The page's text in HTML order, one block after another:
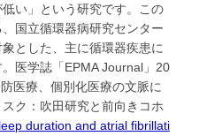
い」という研究です。この
国立循環器病研究センター
とした、主に循環器疾患に
医学誌「EPMA Journal」20
医療、個別化医療の文脈に
ク：吹田研究と前向きコホ
duration and atrial fibrillati